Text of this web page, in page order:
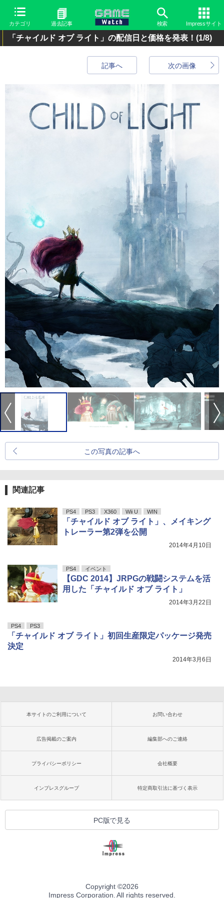
カテゴリ 過去記事 検索 Impressサイト
「チャイルド オブ ライト」の配信日と価格を発表！ (1/8)
次の画像
記事へ
この写真の記事へ
関連記事
PS4 PS3 X360 Wii U WIN
「チャイルド オブ ライト」、メイキング
トレーラー第2弾を公開
2014年4月10日
PS4 イベント
【GDC 2014】JRPGの戦闘システムを活
用した「チャイルド オブ ライト」
2014年3月22日
PS4 PS3
「チャイルド オブ ライト」初回生産限定パッケージ発売
決定
2014年3月6日
本サイトのご利用について お問い合わせ
広告掲載のご案内 編集部へのご連絡
プライバシーポリシー 会社概要
インプレスグループ 特定商取引法に基づく表示
PC版で見る
Copyright ©2026
Impress Corporation. All rights reserved.